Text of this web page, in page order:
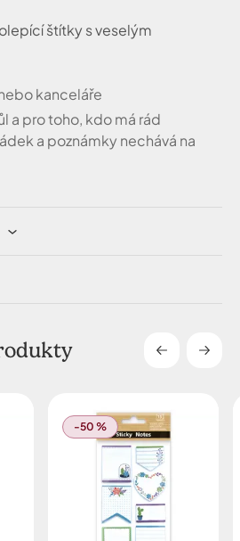
štítky s veselým
kanceláře
a pro toho, kdo má rád
a poznámky nechává na
-50 %